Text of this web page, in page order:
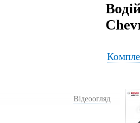
Відеоогляд